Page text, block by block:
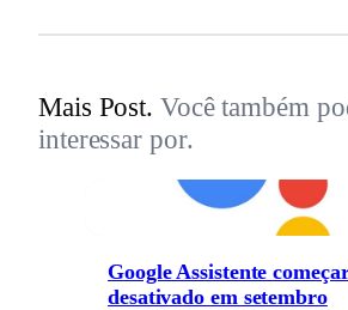
Mais Post. Você também
interessar por.
Google Assistente
desativado em setembro